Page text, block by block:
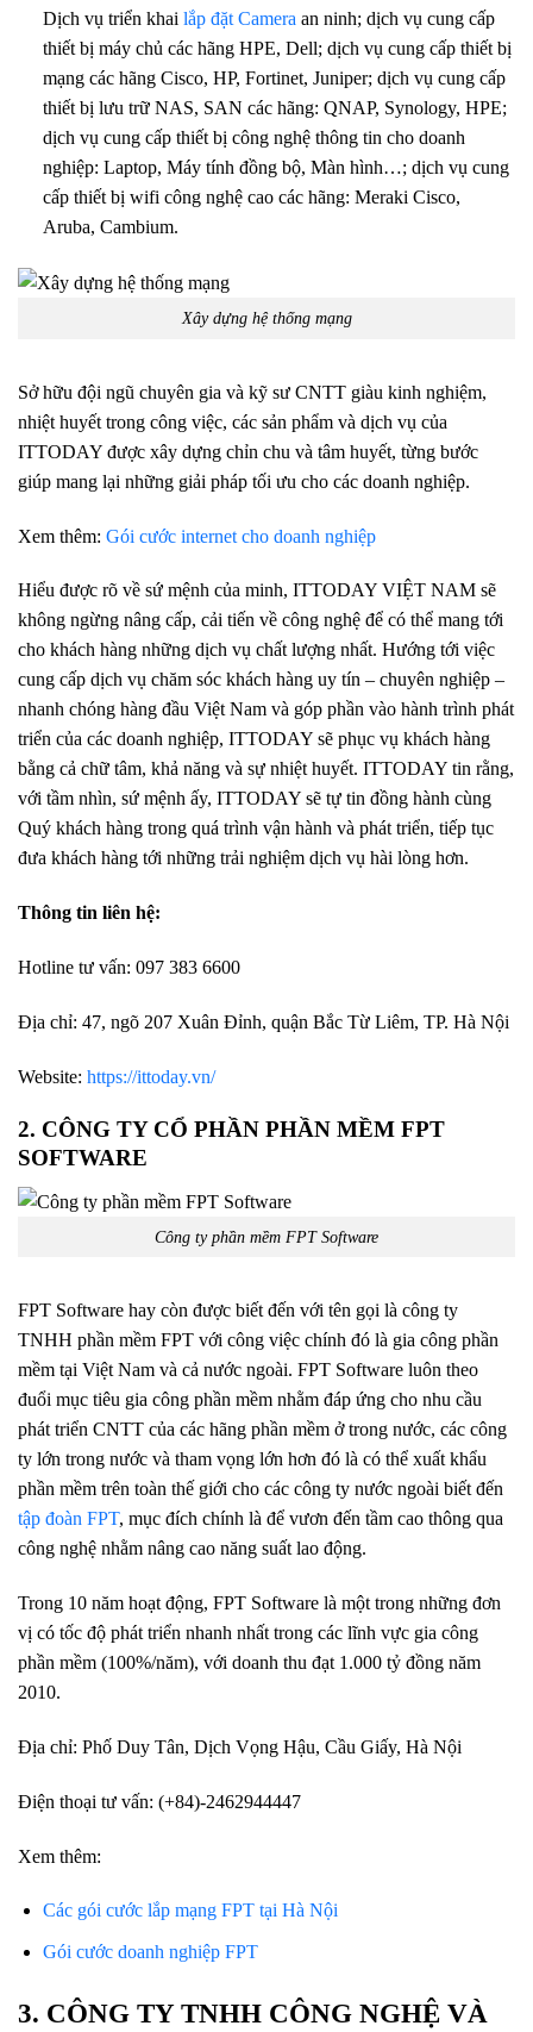
Dịch vụ triển khai lắp đặt Camera an ninh; dịch vụ cung cấp
thiết bị máy chủ các hãng HPE, Dell; dịch vụ cung cấp thiết bị
mạng các hãng Cisco, HP, Fortinet, Juniper; dịch vụ cung cấp
thiết bị lưu trữ NAS, SAN các hãng: QNAP, Synology, HPE;
dịch vụ cung cấp thiết bị công nghệ thông tin cho doanh
nghiệp: Laptop, Máy tính đồng bộ, Màn hình…; dịch vụ cung
cấp thiết bị wifi công nghệ cao các hãng: Meraki Cisco,
Aruba, Cambium.
Xây dựng hệ thống mạng
Sở hữu đội ngũ chuyên gia và kỹ sư CNTT giàu kinh nghiệm,
nhiệt huyết trong công việc, các sản phẩm và dịch vụ của
ITTODAY được xây dựng chỉn chu và tâm huyết, từng bước
giúp mang lại những giải pháp tối ưu cho các doanh nghiệp.
Xem thêm: Gói cước internet cho doanh nghiệp
Hiểu được rõ về sứ mệnh của minh, ITTODAY VIỆT NAM sẽ
không ngừng nâng cấp, cải tiến về công nghệ để có thể mang tới
cho khách hàng những dịch vụ chất lượng nhất. Hướng tới việc
cung cấp dịch vụ chăm sóc khách hàng uy tín – chuyên nghiệp –
nhanh chóng hàng đầu Việt Nam và góp phần vào hành trình phát
triển của các doanh nghiệp, ITTODAY sẽ phục vụ khách hàng
bằng cả chữ tâm, khả năng và sự nhiệt huyết. ITTODAY tin rằng,
với tầm nhìn, sứ mệnh ấy, ITTODAY sẽ tự tin đồng hành cùng
Quý khách hàng trong quá trình vận hành và phát triển, tiếp tục
đưa khách hàng tới những trải nghiệm dịch vụ hài lòng hơn.
Thông tin liên hệ:
Hotline tư vấn: 097 383 6600
Địa chỉ: 47, ngõ 207 Xuân Đỉnh, quận Bắc Từ Liêm, TP. Hà Nội
Website: https://ittoday.vn/
2. CÔNG TY CỔ PHẦN PHẦN MỀM FPT
SOFTWARE
Công ty phần mềm FPT Software
FPT Software hay còn được biết đến với tên gọi là công ty
TNHH phần mềm FPT với công việc chính đó là gia công phần
mềm tại Việt Nam và cả nước ngoài. FPT Software luôn theo
đuổi mục tiêu gia công phần mềm nhằm đáp ứng cho nhu cầu
phát triển CNTT của các hãng phần mềm ở trong nước, các công
ty lớn trong nước và tham vọng lớn hơn đó là có thể xuất khẩu
phần mềm trên toàn thế giới cho các công ty nước ngoài biết đến
tập đoàn FPT, mục đích chính là để vươn đến tầm cao thông qua
công nghệ nhằm nâng cao năng suất lao động.
Trong 10 năm hoạt động, FPT Software là một trong những đơn
vị có tốc độ phát triển nhanh nhất trong các lĩnh vực gia công
phần mềm (100%/năm), với doanh thu đạt 1.000 tỷ đồng năm
2010.
Địa chỉ: Phố Duy Tân, Dịch Vọng Hậu, Cầu Giấy, Hà Nội
Điện thoại tư vấn: (+84)-2462944447
Xem thêm:
Các gói cước lắp mạng FPT tại Hà Nội
Gói cước doanh nghiệp FPT
3. CÔNG TY TNHH CÔNG NGHỆ VÀ